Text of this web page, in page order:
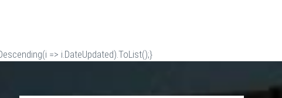
=> i.DateUpdated).ToList();}